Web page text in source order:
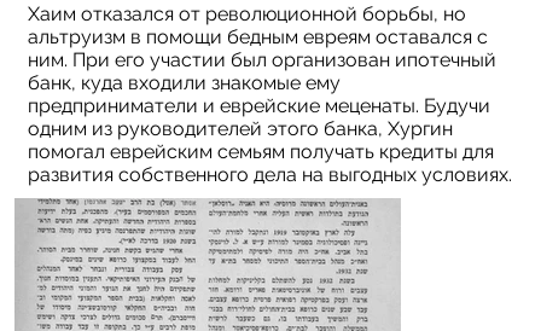
Хаим отказался от революционной борьбы, но
альтруизм в помощи бедным евреям оставался с
ним. При его участии был организован ипотечный
банк, куда входили знакомые ему
предприниматели и еврейские меценаты. Будучи
одним из руководителей этого банка, Хургин
помогал еврейским семьям получать кредиты для
развития собственного дела на выгодных условиях.